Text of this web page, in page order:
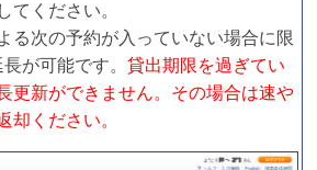
てください。
る次の予約が入っていない場合に限
が可能です。 貸出期限を過ぎてい
更新ができません。その場合は速や
却ください。